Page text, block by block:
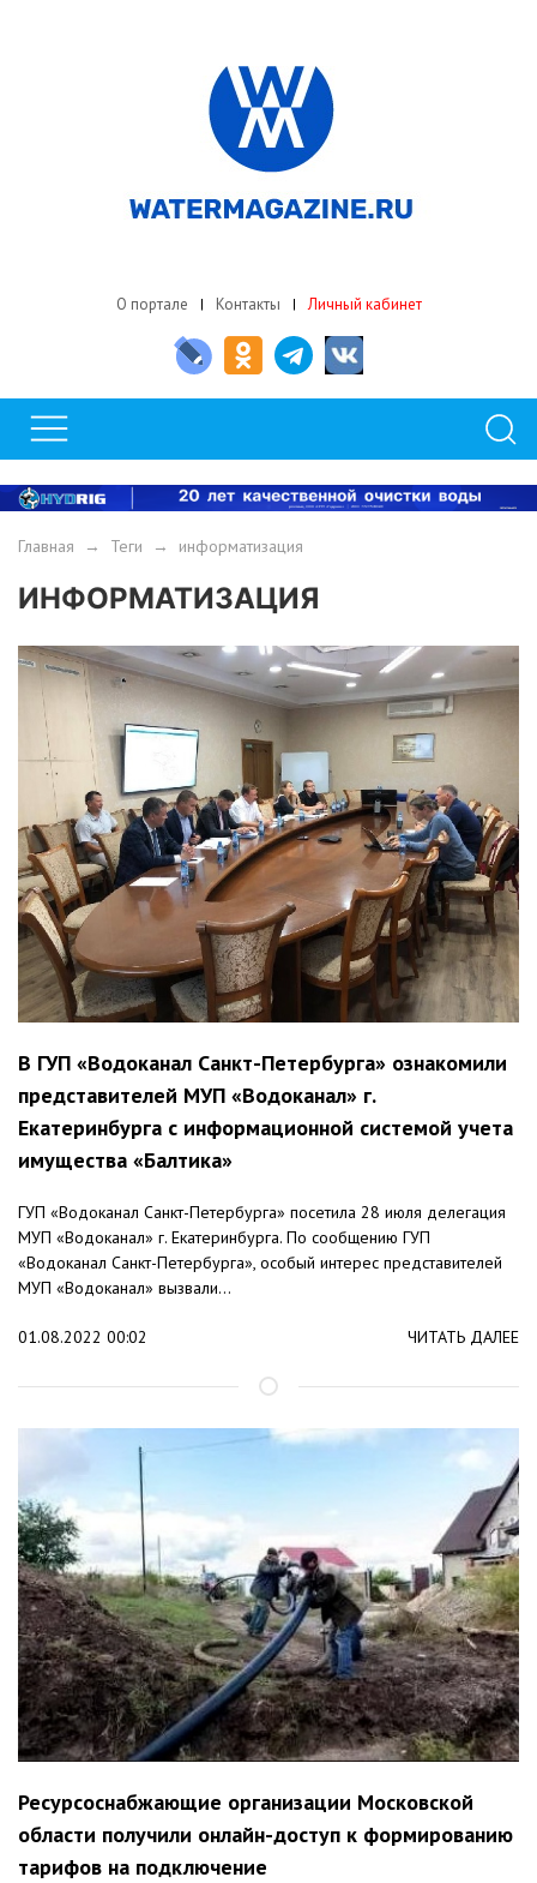
О портале Контакты Личный кабинет
Главная → Теги → информатизация
ИНФОРМАТИЗАЦИЯ
В ГУП «Водоканал Санкт-Петербурга» ознакомили
представителей МУП «Водоканал» г.
Екатеринбурга с информационной системой учета
имущества «Балтика»
ГУП «Водоканал Санкт-Петербурга» посетила 28 июля делегация
МУП «Водоканал» г. Екатеринбурга. По сообщению ГУП
«Водоканал Санкт-Петербурга», особый интерес представителей
МУП «Водоканал» вызвали...
01.08.2022 00:02 ЧИТАТЬ ДАЛЕЕ
Ресурсоснабжающие организации Московской
области получили онлайн-доступ к формированию
тарифов на подключение